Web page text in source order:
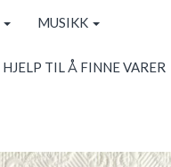
MUSIKK
HJELP TIL Å FINNE VARER